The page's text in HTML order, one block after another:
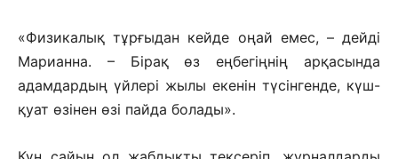
«Физикалық тұрғыдан кейде оңай емес, – дейді
Марианна. – Бірақ өз еңбегіңнің арқасында
адамдардың үйлері жылы екенін түсінгенде, күш-
қуат өзінен өзі пайда болады».